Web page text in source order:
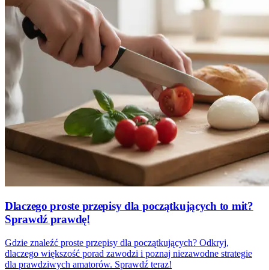
Dlaczego proste przepisy dla początkujących to mit?
Sprawdź prawdę!
Gdzie znaleźć proste przepisy dla początkujących? Odkryj,
dlaczego większość porad zawodzi i poznaj niezawodne strategie
dla prawdziwych amatorów. Sprawdź teraz!